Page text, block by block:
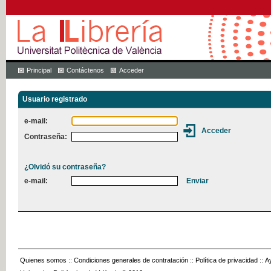
Principal Contáctenos Acceder
Usuario registrado
e-mail:
Contraseña:
¿Olvidó su contraseña?
e-mail:
Quienes somos :: Condiciones generales de contratación :: Política de privacidad ::